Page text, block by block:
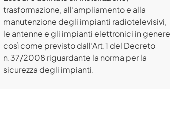
trasformazione, all’ampliamento e alla
manutenzione degli impianti radiotelevisivi,
le antenne e gli impianti elettronici in genere
così come previsto dall’Art.1 del Decreto
n.37/2008 riguardante la norma per la
sicurezza degli impianti.